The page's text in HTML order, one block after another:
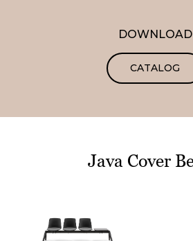
DOWNLOAD
CATALOG
Java Cover